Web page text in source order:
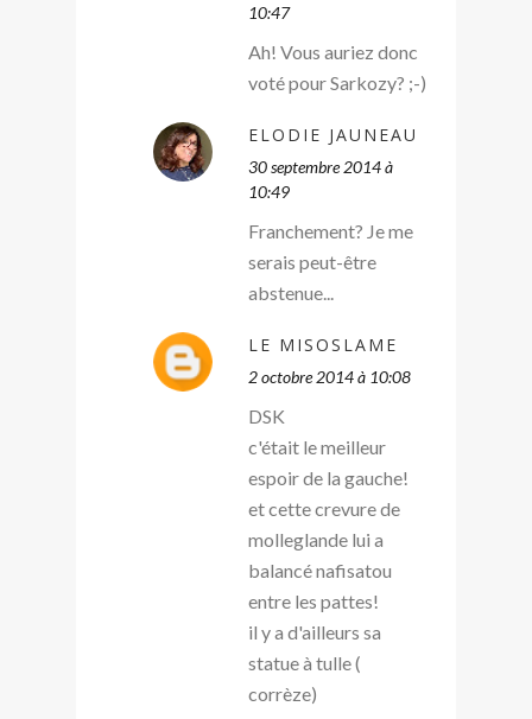
10:47
Ah! Vous auriez donc
voté pour Sarkozy? ;-)
ELODIE JAUNEAU
30 septembre 2014 à
10:49
Franchement? Je me
serais peut-être
abstenue...
LE MISOSLAME
2 octobre 2014 à 10:08
DSK
c'était le meilleur
espoir de la gauche!
et cette crevure de
molleglande lui a
balancé nafisatou
entre les pattes!
il y a d'ailleurs sa
statue à tulle (
corrèze)